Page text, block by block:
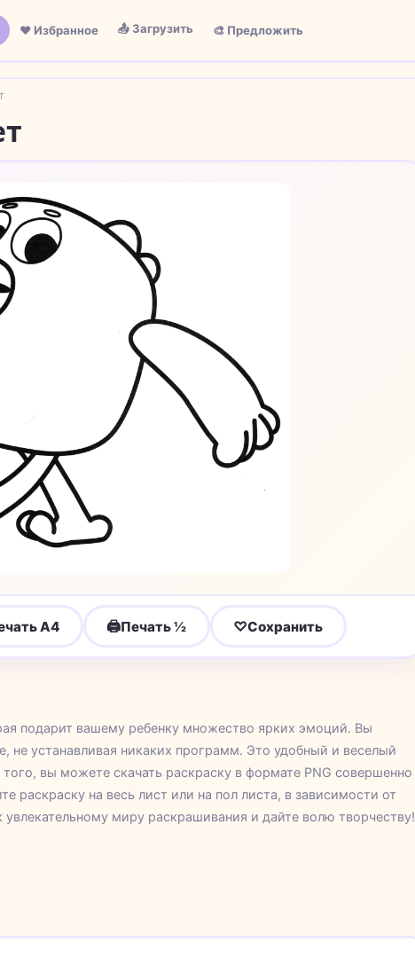
❤️ Избранное 📤 Загрузить 🎨 Предложить
A4 🖨Печать ½ ♡Сохранить
подарит вашему ребенку множество ярких эмоций. Вы
не устанавливая никаких программ. Это удобный и веселый
вы можете скачать раскраску в формате PNG совершенно
раскраску на весь лист или на пол листа, в зависимости от
миру раскрашивания и дайте волю творчеству!